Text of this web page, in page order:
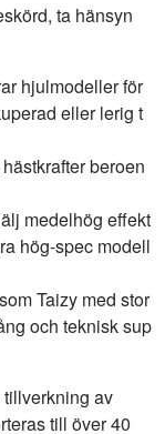
ta hänsyn
hjulmodeller för
eller lerig t
beroen
medelhög effekt
hög-spec modell
Taizy med stor
och teknisk sup
tillverkning av
till över 40